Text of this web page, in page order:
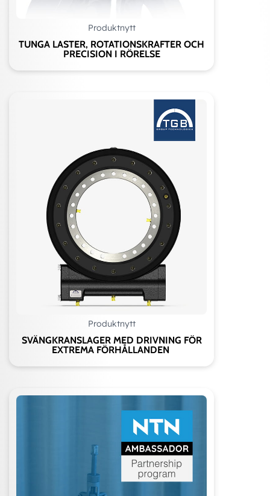
Produktnytt
TUNGA LASTER, ROTATIONSKRAFTER OCH
PRECISION I RÖRELSE
Produktnytt
SVÄNGKRANSLAGER MED DRIVNING FÖR
EXTREMA FÖRHÅLLANDEN